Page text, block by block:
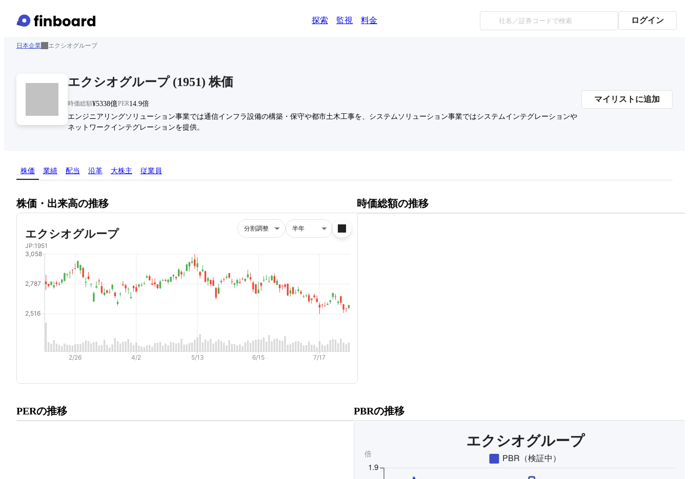
探索 監視 料金 ログイン
日本企業 エクシオグループ
エクシオグループ(1951) 株価
時価総額¥5338億PER14.9倍
エンジニアリングソリューション事業では通信インフラ設備の構築・保守や都市土木工事を、システムソリューション事業ではシステムインテグレーションや
ネットワークインテグレーションを提供。
マイリストに追加
株価 業績 配当 沿革 大株主 従業員
株価・出来高の推移 時価総額の推移
時価総額の推移にアクセスできます。
PERの推移
PERの推移にアクセスできます。
PBRの推移